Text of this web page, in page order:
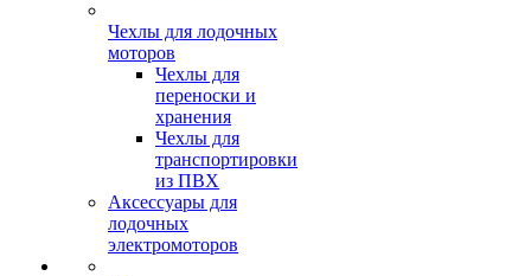
Чехлы для лодочных
моторов
Чехлы для
переноски и
хранения
Чехлы для
транспортировки
из ПВХ
Аксессуары для
лодочных
электромоторов